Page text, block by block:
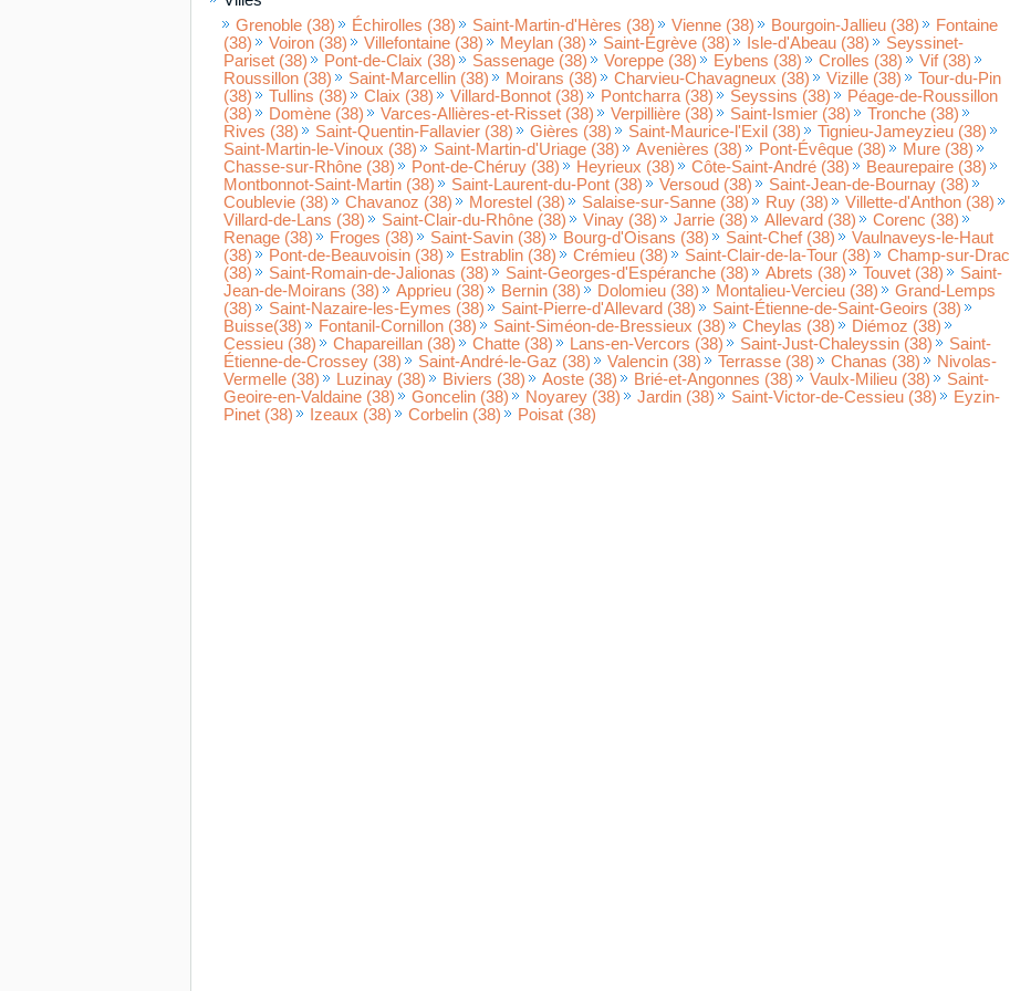
Grenoble (38)
Échirolles (38) Saint-Martin-d'Hères (38) Vienne (38) Bourgoin-Jallieu (38)
Fontaine
(38)
Voiron (38) Villefontaine (38) Meylan (38) Saint-Égrève (38) Isle-d'Abeau (38)
Seyssinet-
Pariset (38)
Pont-de-Claix (38) Sassenage (38) Voreppe (38) Eybens (38) Crolles (38)
Vif (38)
Roussillon (38)
Saint-Marcellin (38) Moirans (38) Charvieu-Chavagneux (38) Vizille (38)
Tour-du-Pin
(38)
Tullins (38) Claix (38) Villard-Bonnot (38) Pontcharra (38) Seyssins (38)
Péage-de-Roussillon
(38)
Domène (38) Varces-Allières-et-Risset (38) Verpillière (38) Saint-Ismier (38)
Tronche (38)
Rives (38)
Saint-Quentin-Fallavier (38) Gières (38) Saint-Maurice-l'Exil (38)
Tignieu-Jameyzieu (38)
Saint-Martin-le-Vinoux (38)
Saint-Martin-d'Uriage (38) Avenières (38) Pont-Évêque (38)
Mure (38)
Chasse-sur-Rhône (38)
Pont-de-Chéruy (38) Heyrieux (38) Côte-Saint-André (38)
Beaurepaire (38)
Montbonnot-Saint-Martin (38)
Saint-Laurent-du-Pont (38) Versoud (38)
Saint-Jean-de-Bournay (38)
Coublevie (38)
Chavanoz (38) Morestel (38) Salaise-sur-Sanne (38) Ruy (38)
Villette-d'Anthon (38)
Villard-de-Lans (38)
Saint-Clair-du-Rhône (38) Vinay (38) Jarrie (38) Allevard (38)
Corenc (38)
Renage (38)
Froges (38) Saint-Savin (38) Bourg-d'Oisans (38) Saint-Chef (38)
Vaulnaveys-le-Haut
(38)
Pont-de-Beauvoisin (38) Estrablin (38) Crémieu (38) Saint-Clair-de-la-Tour (38)
Champ-sur-Drac
(38)
Saint-Romain-de-Jalionas (38) Saint-Georges-d'Espéranche (38) Abrets (38) Touvet (38)
Saint-
Jean-de-Moirans (38)
Apprieu (38) Bernin (38) Dolomieu (38) Montalieu-Vercieu (38)
Grand-Lemps
(38)
Saint-Nazaire-les-Eymes (38) Saint-Pierre-d'Allevard (38)
Saint-Étienne-de-Saint-Geoirs (38)
Buisse(38)
Fontanil-Cornillon (38) Saint-Siméon-de-Bressieux (38) Cheylas (38)
Diémoz (38)
Cessieu (38)
Chapareillan (38) Chatte (38) Lans-en-Vercors (38) Saint-Just-Chaleyssin (38)
Saint-
Étienne-de-Crossey (38)
Saint-André-le-Gaz (38) Valencin (38) Terrasse (38) Chanas (38)
Nivolas-
Vermelle (38)
Luzinay (38) Biviers (38) Aoste (38) Brié-et-Angonnes (38) Vaulx-Milieu (38)
Saint-
Geoire-en-Valdaine (38)
Goncelin (38) Noyarey (38) Jardin (38) Saint-Victor-de-Cessieu (38)
Eyzin-
Pinet (38)
Izeaux (38) Corbelin (38) Poisat (38)